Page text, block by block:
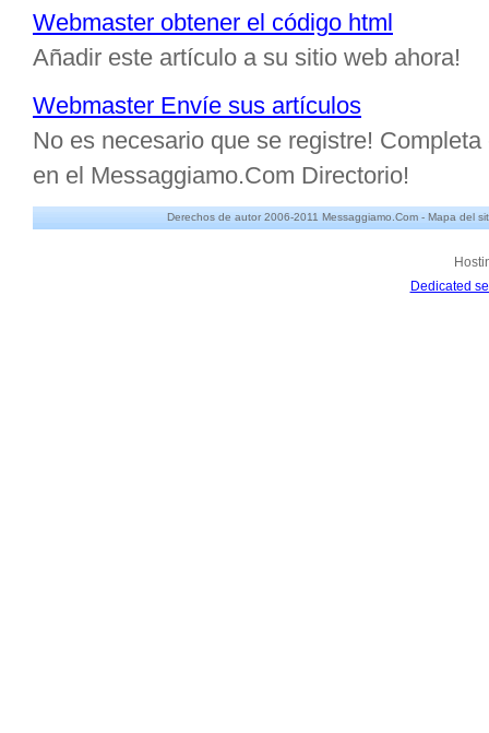
Webmaster obtener el código html
Añadir este artículo a su sitio web ahora!
Webmaster Envíe sus artículos
No es necesario que se registre!
en el Messaggiamo.Com Directorio!
Derechos de autor 2006-2011 Messaggiamo.Com - Mapa del
Dedicated